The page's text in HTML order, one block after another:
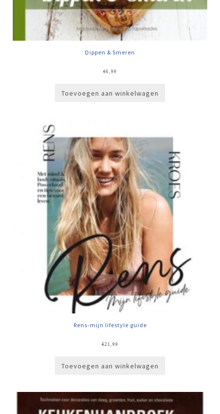
Dippen & Smeren
€6,99
Toevoegen aan winkelwagen
Rens-mijn lifestyle guide
€21,99
Toevoegen aan winkelwagen